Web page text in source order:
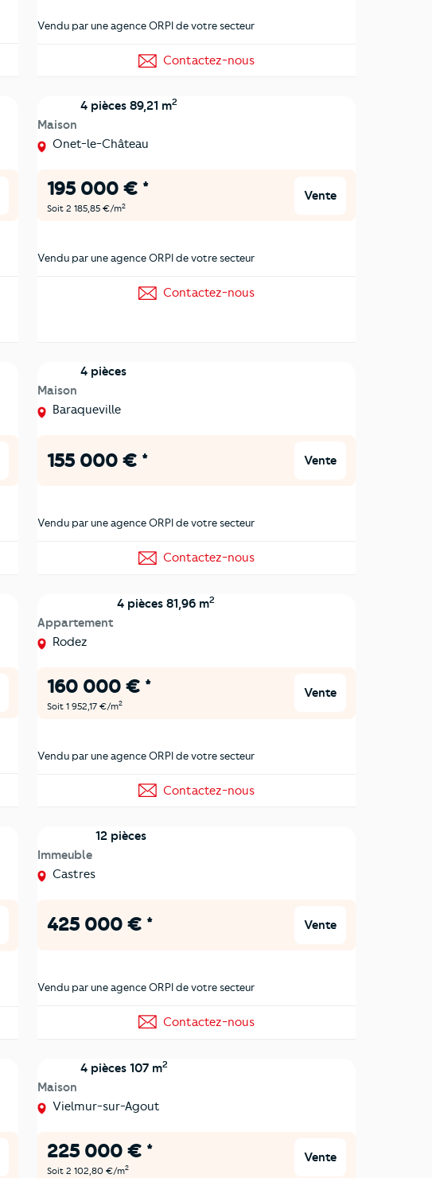
Vendu par une agence ORPI de votre secteur
Contactez-nous
Maison
4 pièces 89,21 m2
Onet-le-Château
195 000 € *
Soit 2 185,85 €/m2
Vente
Vendu par une agence ORPI de votre secteur
Contactez-nous
Maison
4 pièces
Baraqueville
155 000 € * Vente
Vendu par une agence ORPI de votre secteur
Contactez-nous
Appartement
4 pièces 81,96 m2
Rodez
160 000 € *
Soit 1 952,17 €/m2
Vente
Vendu par une agence ORPI de votre secteur
Contactez-nous
Immeuble
12 pièces
Castres
425 000 € * Vente
Vendu par une agence ORPI de votre secteur
Contactez-nous
Maison
4 pièces 107 m2
Vielmur-sur-Agout
225 000 € *
Soit 2 102,80 €/m2
Vente